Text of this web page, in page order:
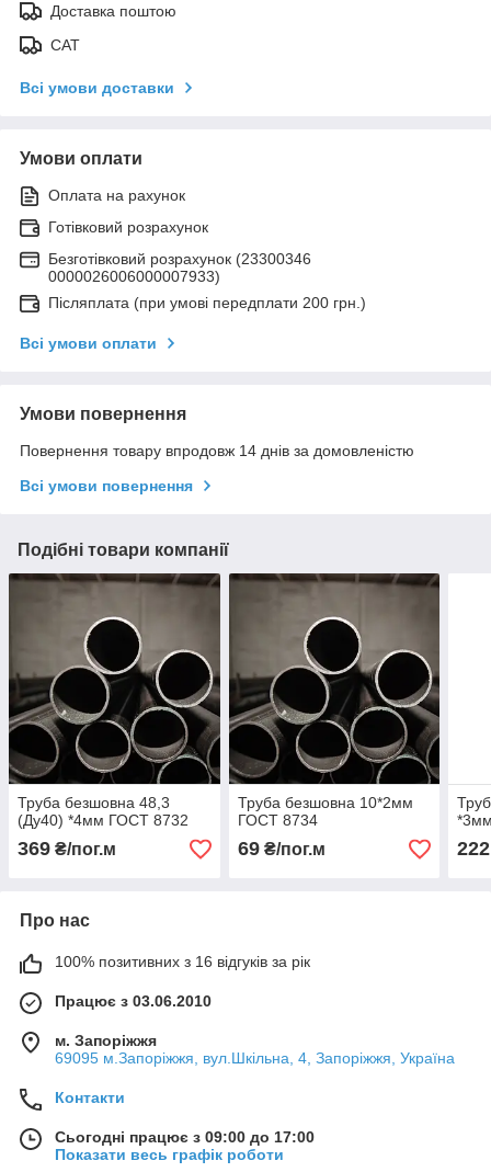
Доставка поштою
САТ
Всі умови доставки
Умови оплати
Оплата на рахунок
Готівковий розрахунок
Безготівковий розрахунок (23300346
0000026006000007933)
Післяплата (при умові передплати 200 грн.)
Всі умови оплати
Умови повернення
Повернення товару впродовж 14 днів за домовленістю
Всі умови повернення
Подібні товари компанії
Труба безшовна 48,3
(Ду40) *4мм ГОСТ 8732
369 ₴/пог.м
Труба безшовна 10*2мм
ГОСТ 8734
69₴/пог.м 222
Про нас
100% позитивних з 16 відгуків за рік
Працює з 03.06.2010
м. Запоріжжя
69095 м.Запоріжжя, вул.Шкільна, 4, Запоріжжя, Україна
Контакти
Сьогодні працює з 09:00 до 17:00
Показати весь графік роботи